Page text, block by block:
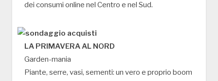
dei consumi online nel Centro e nel Sud.
LA PRIMAVERA AL NORD
Garden-mania
Piante, serre, vasi, sementi: un vero e proprio boom